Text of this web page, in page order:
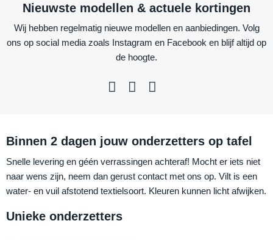
Nieuwste modellen & actuele kortingen
Wij hebben regelmatig nieuwe modellen en aanbiedingen. Volg
ons op social media zoals Instagram en Facebook en blijf altijd op
de hoogte.
Binnen 2 dagen jouw onderzetters op tafel
Snelle levering en géén verrassingen achteraf! Mocht er iets niet
naar wens zijn, neem dan gerust contact met ons op. Vilt is een
water- en vuil afstotend textielsoort. Kleuren kunnen licht afwijken.
Unieke onderzetters